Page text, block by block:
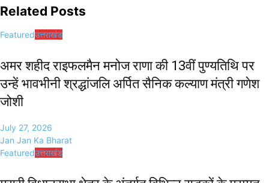
Related Posts
Featuredउत्तराखंड
अमर शहीद राइफलमैन मनोज राणा की 13वीं पुण्यतिथि पर
उन्हें भावभीनी श्रद्धांजलि अर्पित सैनिक कल्याण मंत्री गणेश
जोशी
July 27, 2026
Jan Jan Ka Bharat
Featuredउत्तराखंड